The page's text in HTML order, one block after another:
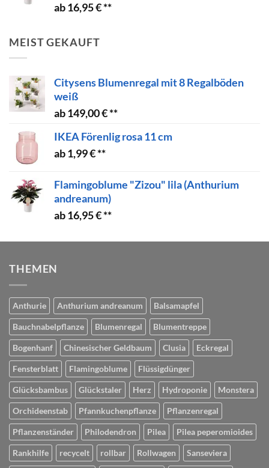
16,95€
MEIST GEKAUFT
Citysens Blumenregal mit 8 Regalböden
weiß
149,00€
IKEA Förenlig rosa 11 cm
1,99€
Flamingoblume "Zizou" lila (Anthurium
andreanum)
16,95€
THEMEN
Anthurie Anthurium andreanum Balsamapfel
Bauchnabelpflanze Blumenregal Blumentreppe
Bogenhanf Chinesischer Geldbaum Clusia Eckregal
Fensterblatt Flamingoblume Flüssigdünger
Glücksbambus Glückstaler Herz Hydroponie Monstera
Orchideenstab Pfannkuchenpflanze Pflanzenregal
Pflanzenständer Philodendron Pilea Pilea peperomioides
Rankhilfe recycelt rollbar Rollwagen Sanseviera